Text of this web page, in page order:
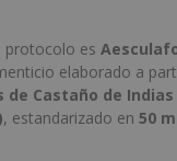
protocolo es
elaborado a
Castaño de
, estandarizado en 50